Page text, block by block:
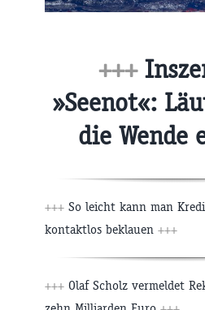
+++
»Seenot«:
die Wende
+++ So leicht kann man
kontaktlos beklauen +++
+++ Olaf Scholz vermeldet